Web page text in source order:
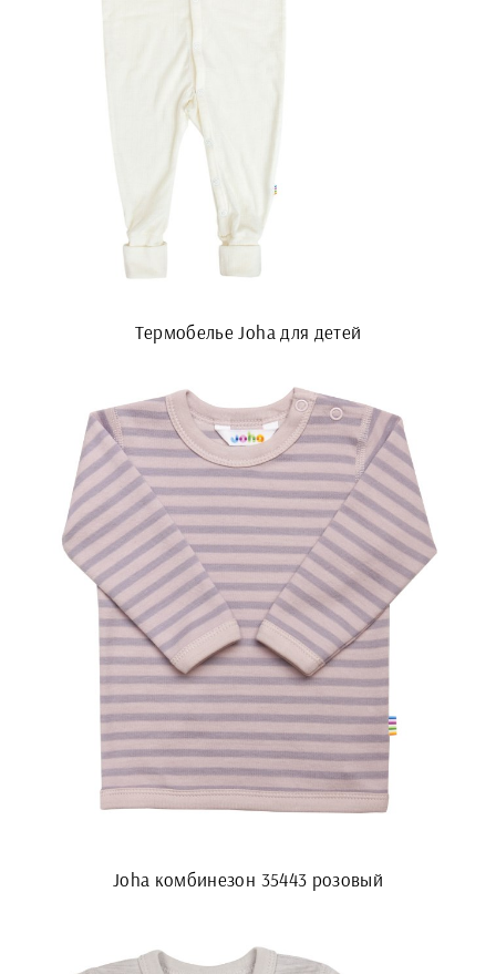
Термобелье Joha для детей
Joha комбинезон 35443 розовый